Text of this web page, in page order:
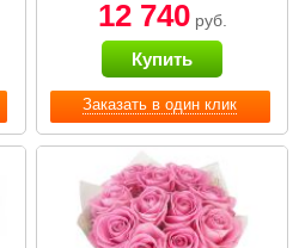
Заказать в один клик
12 740руб.
Купить